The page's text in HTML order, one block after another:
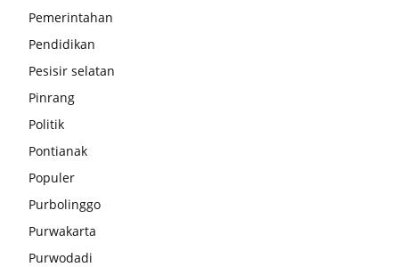
Pemerintahan
Pendidikan
Pesisir selatan
Pinrang
Politik
Pontianak
Populer
Purbolinggo
Purwakarta
Purwodadi